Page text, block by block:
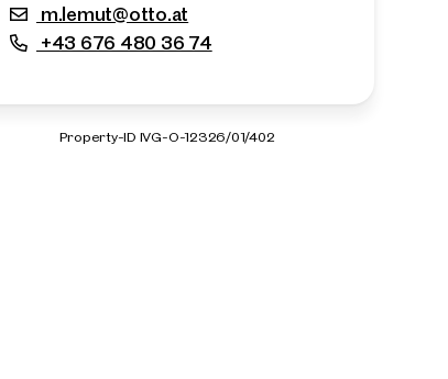
m.lemut@otto.at
+43 676 480 36 74
Property-ID IVG-O-12326/01/402